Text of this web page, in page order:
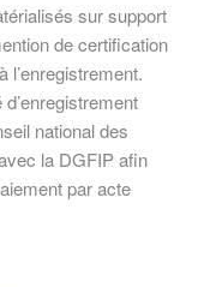
sur support
de certification
l’enregistrement.
national des
la DGFIP afin
par acte